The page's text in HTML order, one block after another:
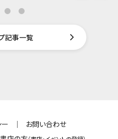
記事一覧
ー ｜
お問い合わせ